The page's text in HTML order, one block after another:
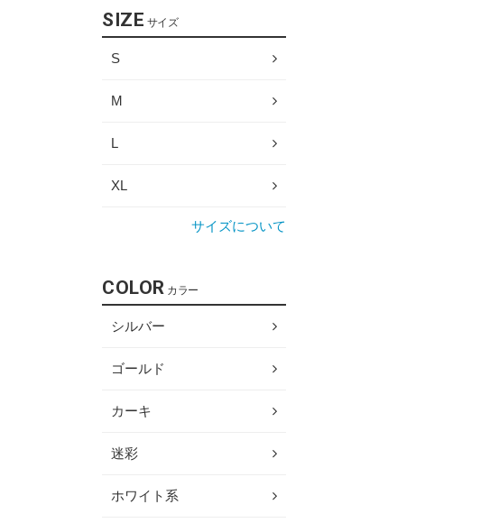
SIZE サイズ
S
M
L
XL
サイズについて
COLOR カラー
シルバー
ゴールド
カーキ
迷彩
ホワイト系